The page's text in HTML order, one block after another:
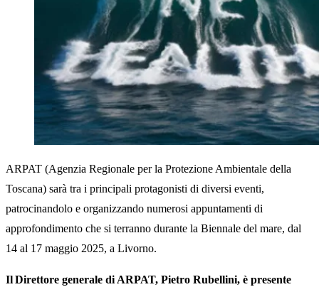
ARPAT (Agenzia Regionale per la Protezione Ambientale della
Toscana) sarà tra i principali protagonisti di diversi eventi,
patrocinandolo e organizzando numerosi appuntamenti di
approfondimento che si terranno durante la Biennale del mare, dal
14 al 17 maggio 2025, a Livorno.
Il Direttore generale di ARPAT, Pietro Rubellini, è presente